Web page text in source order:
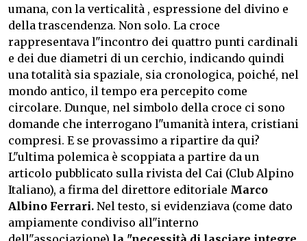
umana, con la verticalità , espressione del divino e
della trascendenza. Non solo. La croce
rappresentava l"incontro dei quattro punti cardinali
e dei due diametri di un cerchio, indicando quindi
una totalità sia spaziale, sia cronologica, poiché, nel
mondo antico, il tempo era percepito come
circolare. Dunque, nel simbolo della croce ci sono
domande che interrogano l"umanità intera, cristiani
compresi. E se provassimo a ripartire da qui?
L"ultima polemica è scoppiata a partire da un
articolo pubblicato sulla rivista del Cai (Club Alpino
Italiano), a firma del direttore editoriale Marco
Albino Ferrari. Nel testo, si evidenziava (come dato
ampiamente condiviso all"interno